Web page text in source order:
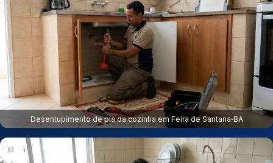
Desentupimento de pia da cozinha em Feira de Santana‑BA